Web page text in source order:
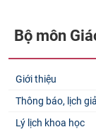
Bộ môn
Giới thiệu
Thông báo, lịch
Lý lịch khoa học